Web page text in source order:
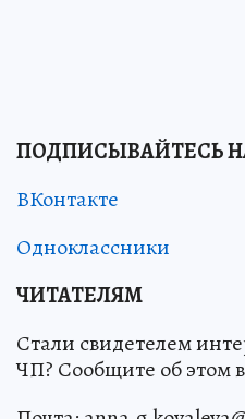
ПОДПИСЫВАЙТЕСЬ
ВКонтакте
Одноклассники
ЧИТАТЕЛЯМ
Стали свидетелем
ЧП? Сообщите об этом